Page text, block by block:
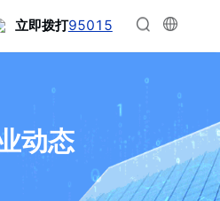
立即拨打95015
动态